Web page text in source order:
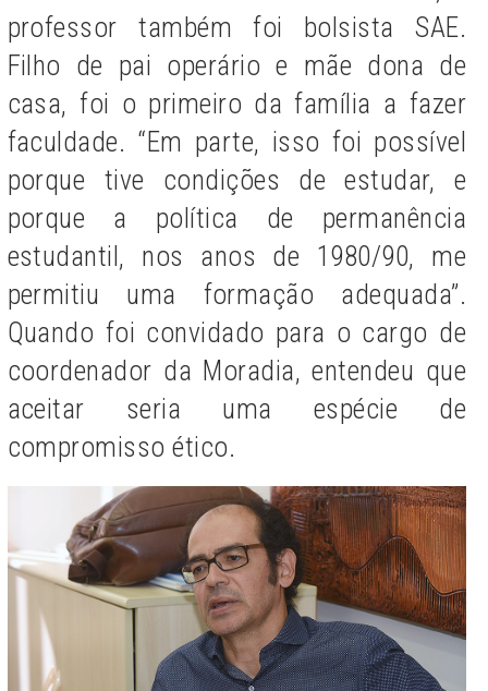
professor também foi bolsista SAE.
Filho de pai operário e mãe dona de
casa, foi o primeiro da família a fazer
faculdade. “Em parte, isso foi possível
porque tive condições de estudar, e
porque a política de permanência
estudantil, nos anos de 1980/90, me
permitiu uma formação adequada”.
Quando foi convidado para o cargo de
coordenador da Moradia, entendeu que
aceitar seria uma espécie de
compromisso ético.